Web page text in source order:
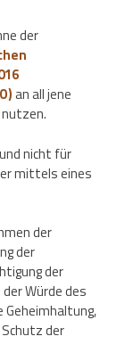
der
an all jene
nicht für
mittels eines
der
der
der
Würde des
der